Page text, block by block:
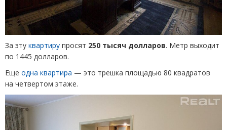
За эту квартиру просят 250 тысяч долларов. Метр выходит
по 1445 долларов.
Еще одна квартира — это трешка площадью 80 квадратов
на четвертом этаже.